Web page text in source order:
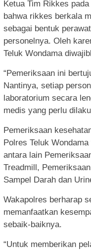
Ketua Tim Rikkes
bahwa rikkes berkala
sebagai bentuk
personelnya. Oleh
Teluk Wondama
“Pemeriksaan ini
Nantinya, setiap
laboratorium secara
medis yang perlu
Pemeriksaan
Polres Teluk
antara lain
Treadmill,
Sampel Darah dan
Wakapolres berharap
memanfaatkan
sebaik-baiknya.
“Untuk memberikan